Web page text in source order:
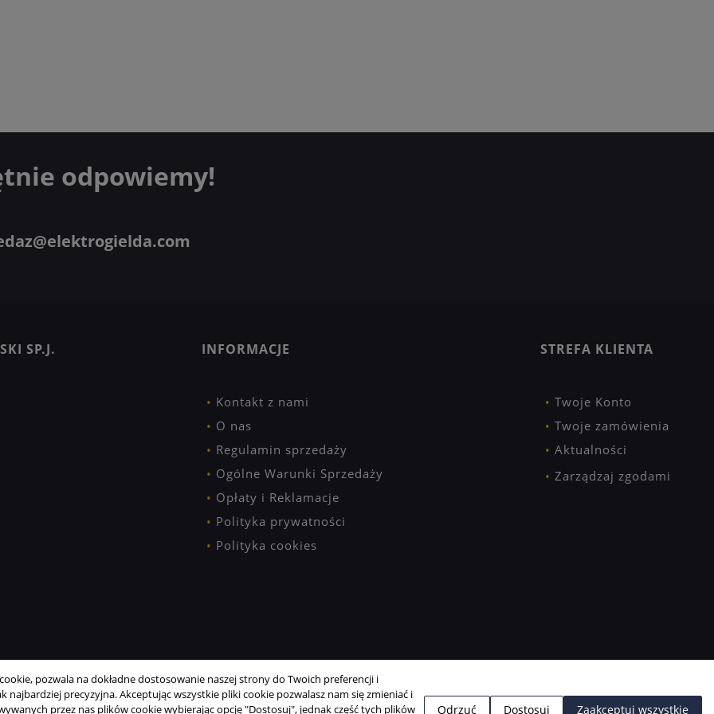
odpowiemy!
SP.J. INFORMACJE
Kontakt z nami
O nas
Regulamin sprzedaży
Ogólne Warunki Sprzedaży
Opłaty i Reklamacje
Polityka prywatności
Polityka cookies
STREFA KLIENTA
Twoje Konto
Twoje zamówienia
Aktualności
Zarządzaj zgodami
pozwala na dokładne dostosowanie naszej strony do Twoich preferencji i
najbardziej precyzyjna. Akceptując wszystkie pliki cookie pozwalasz nam się zmieniać i
przez nas plików cookie wybierając opcję "Dostosuj", jednak część tych plików
Odrzuć Dostosuj Zaakceptuj wszystkie